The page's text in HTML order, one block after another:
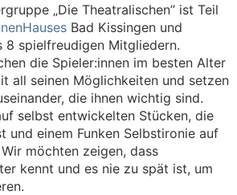
„Die Theatralischen” ist Teil
Bad Kissingen und
8 spielfreudigen Mitgliedern.
die Spieler:innen im besten Alter
all seinen Möglichkeiten und setzen
die ihnen wichtig sind.
selbst entwickelten Stücken, die
und einem Funken Selbstironie auf
möchten zeigen, dass
kennt und es nie zu spät ist, um